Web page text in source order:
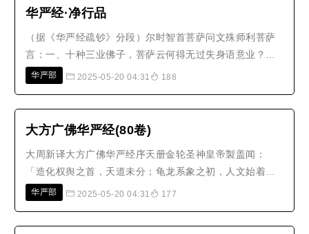
佛，二者、称赞如来，三者、广修供..
华严经·净行品
（据《华严经疏钞》分段）尔时智首菩萨问文殊师利菩萨
言：一、十种三业佛子，菩萨云何得无过失身语意业？云
何得不害身语意业？云何得不可毁身语意业？云何得不可
得无染身语意业？云何得智为先导..
华严部 2025-05-20 04:31 188
大方广佛华严经(80卷)
大周新译大方广佛华严经序天册金轮圣神皇帝製盖闻：
「造化权舆之首，天道未分；龟龙系象之初，人文始着。
虽万八千岁，同临有截之区；七十二君，讵识无边之
华严部 2025-05-20 04:31 177